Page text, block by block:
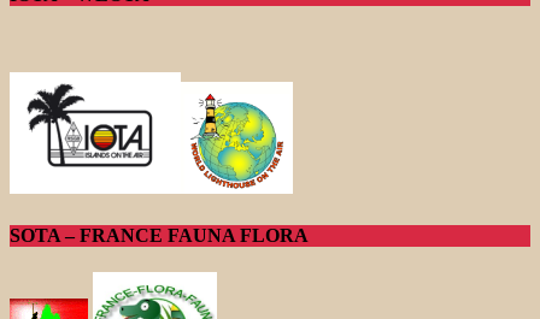
SOTA – FRANCE FAUNA FLORA